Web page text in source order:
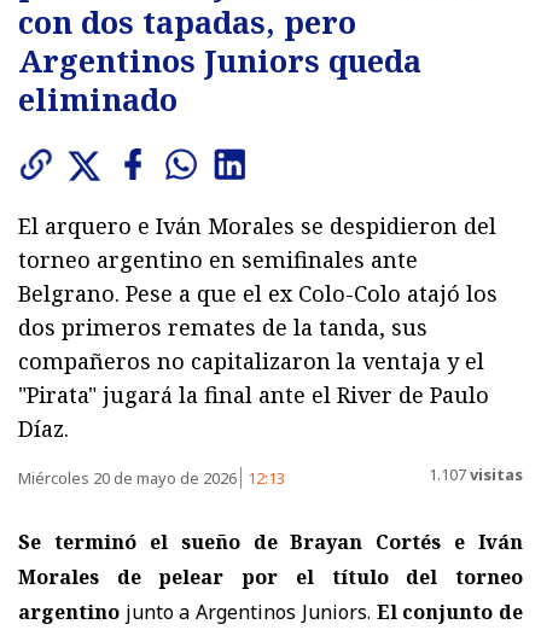
con dos tapadas, pero
Argentinos Juniors queda
eliminado
El arquero e Iván Morales se despidieron del
torneo argentino en semifinales ante
Belgrano. Pese a que el ex Colo-Colo atajó los
dos primeros remates de la tanda, sus
compañeros no capitalizaron la ventaja y el
"Pirata" jugará la final ante el River de Paulo
Díaz.
Miércoles 20 de mayo de 2026 12:13 1.107visitas
Se terminó el sueño deBrayan Cortés e Iván
Morales de pelear por el título del torneo
argentino junto aArgentinos Juniors. El conjunto de